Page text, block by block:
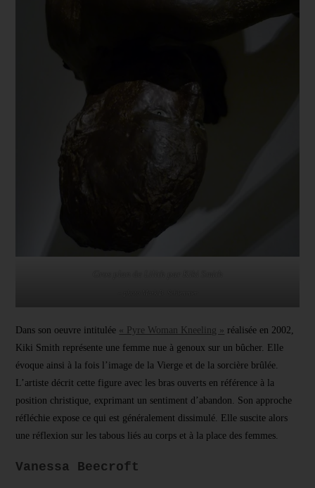
Dans son oeuvre intitulée « Pyre Woman Kneeling » réalisée en 2002,
Kiki Smith représente une femme nue à genoux sur un bûcher. Elle
évoque ainsi à la fois l’image de la Vierge et de la sorcière brûlée.
L’artiste décrit cette figure avec les bras ouverts en référence à la
position christique, exprimant un sentiment d’abandon. Son approche
réfléchie expose ce qui est généralement dissimulé. Elle suscite alors
une réflexion sur les tabous liés au corps et à la place des femmes.
Vanessa Beecroft